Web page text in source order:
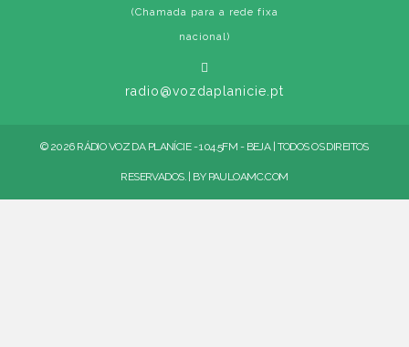
(Chamada para a rede fixa
nacional)
radio@vozdaplanicie.pt
© 2026 RÁDIO VOZ DA PLANÍCIE - 104.5FM - BEJA | TODOS OS DIREITOS
RESERVADOS. | BY PAULOAMC.COM